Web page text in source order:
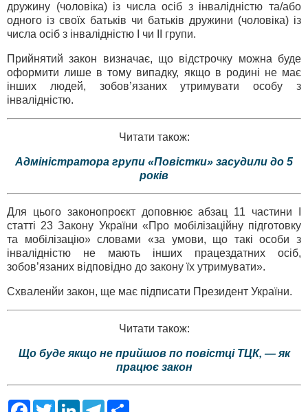
дружину (чоловіка) із числа осіб з інвалідністю та/або
одного із своїх батьків чи батьків дружини (чоловіка) із
числа осіб з інвалідністю I чи II групи.
Прийнятий закон визначає, що відстрочку можна буде
оформити лише в тому випадку, якщо в родині не має
інших людей, зобов’язаних утримувати особу з
інвалідністю.
Читати також:
Адміністратора групи «Повістки» засудили до 5
років
Для цього законопроєкт доповнює абзац 11 частини І
статті 23 Закону України «Про мобілізаційну підготовку
та мобілізацію» словами «за умови, що такі особи з
інвалідністю не мають інших працездатних осіб,
зобов’язаних відповідно до закону їх утримувати».
Схваленйи закон, ще має підписати Президент України.
Читати також:
Що буде якщо не прийшов по повістці ТЦК, — як
працює закон
F
T
L
T